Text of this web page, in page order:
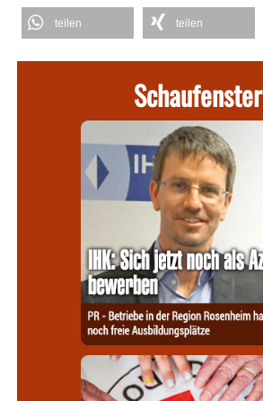
teilen teilen
Schaufenster